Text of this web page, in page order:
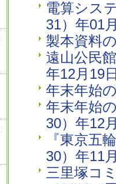
電算シス
31）年01
製本資料
遠山公民
年12月19
年末年始
年末年始
30）年12
『東京五
30）年11
三里塚コ